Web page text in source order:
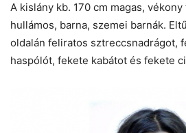
A kislány kb. 170 cm magas,
hullámos, barna, szemei barnák.
oldalán feliratos sztreccsnadrágot,
haspólót, fekete kabátot és fekete